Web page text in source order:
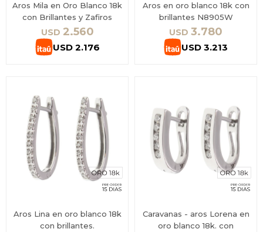
Aros Mila en Oro Blanco 18k
con Brillantes y Zafiros
USD 2.560
USD 2.176
Aros en oro blanco 18k con
brillantes N8905W
USD 3.780
USD 3.213
Aros Lina en oro blanco 18k
con brillantes.
Caravanas - aros Lorena en
oro blanco 18k. con